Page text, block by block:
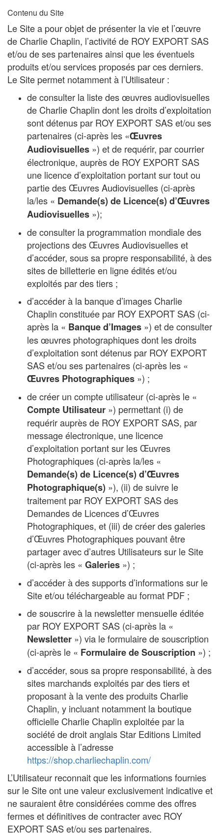
Contenu du Site
Le Site a pour objet de présenter la vie et l’œuvre
de Charlie Chaplin, l’activité de ROY EXPORT SAS
et/ou de ses partenaires ainsi que les éventuels
produits et/ou services proposés par ces derniers.
Le Site permet notamment à l’Utilisateur :
de consulter la liste des œuvres audiovisuelles
de Charlie Chaplin dont les droits d’exploitation
sont détenus par ROY EXPORT SAS et/ou ses
partenaires (ci-après les «Œuvres
Audiovisuelles ») et de requérir, par courrier
électronique, auprès de ROY EXPORT SAS
une licence d’exploitation portant sur tout ou
partie des Œuvres Audiovisuelles (ci-après
la/les « Demande(s) de Licence(s) d’Œuvres
Audiovisuelles »);
de consulter la programmation mondiale des
projections des Œuvres Audiovisuelles et
d’accéder, sous sa propre responsabilité, à des
sites de billetterie en ligne édités et/ou
exploités par des tiers ;
d’accéder à la banque d’images Charlie
Chaplin constituée par ROY EXPORT SAS (ci-
après la « Banque d’Images ») et de consulter
les œuvres photographiques dont les droits
d’exploitation sont détenus par ROY EXPORT
SAS et/ou ses partenaires (ci-après les «
Œuvres Photographiques ») ;
de créer un compte utilisateur (ci-après le «
Compte Utilisateur ») permettant (i) de
requérir auprès de ROY EXPORT SAS, par
message électronique, une licence
d’exploitation portant sur les Œuvres
Photographiques (ci-après la/les «
Demande(s) de Licence(s) d’Œuvres
Photographique(s) »), (ii) de suivre le
traitement par ROY EXPORT SAS des
Demandes de Licences d’Œuvres
Photographiques, et (iii) de créer des galeries
d’Œuvres Photographiques pouvant être
partager avec d’autres Utilisateurs sur le Site
(ci-après les « Galeries ») ;
d’accéder à des supports d’informations sur le
Site et/ou téléchargeable au format PDF ;
de souscrire à la newsletter mensuelle éditée
par ROY EXPORT SAS (ci-après la «
Newsletter ») via le formulaire de souscription
(ci-après le « Formulaire de Souscription ») ;
d’accéder, sous sa propre responsabilité, à des
sites marchands exploités par des tiers et
proposant à la vente des produits Charlie
Chaplin, y incluant notamment la boutique
officielle Charlie Chaplin exploitée par la
société de droit anglais Star Editions Limited
accessible à l’adresse
https://shop.charliechaplin.com/
L’Utilisateur reconnait que les informations fournies
sur le Site ont une valeur exclusivement indicative et
ne sauraient être considérées comme des offres
fermes et définitives de contracter avec ROY
EXPORT SAS et/ou ses partenaires.